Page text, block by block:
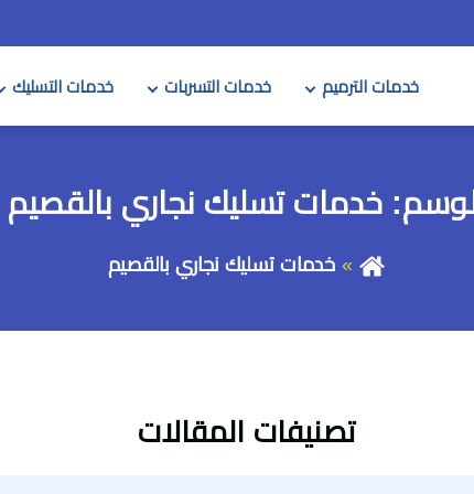
خدمات الترميم خدمات التسربات خدمات التسليك
الوسم: خدمات تسليك نجاري بالقصيم
خدمات تسليك نجاري بالقصيم
تصنيفات المقالات